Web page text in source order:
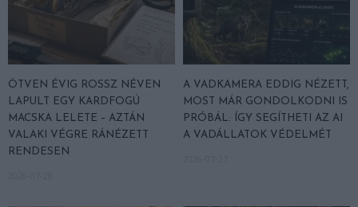
ÖTVEN ÉVIG ROSSZ NÉVEN
LAPULT EGY KARDFOGÚ
MACSKA LELETE – AZTÁN
VALAKI VÉGRE RÁNÉZETT
RENDESEN
A VADKAMERA EDDIG NÉZETT,
MOST MÁR GONDOLKODNI IS
PRÓBÁL: ÍGY SEGÍTHETI AZ AI
A VADÁLLATOK VÉDELMÉT